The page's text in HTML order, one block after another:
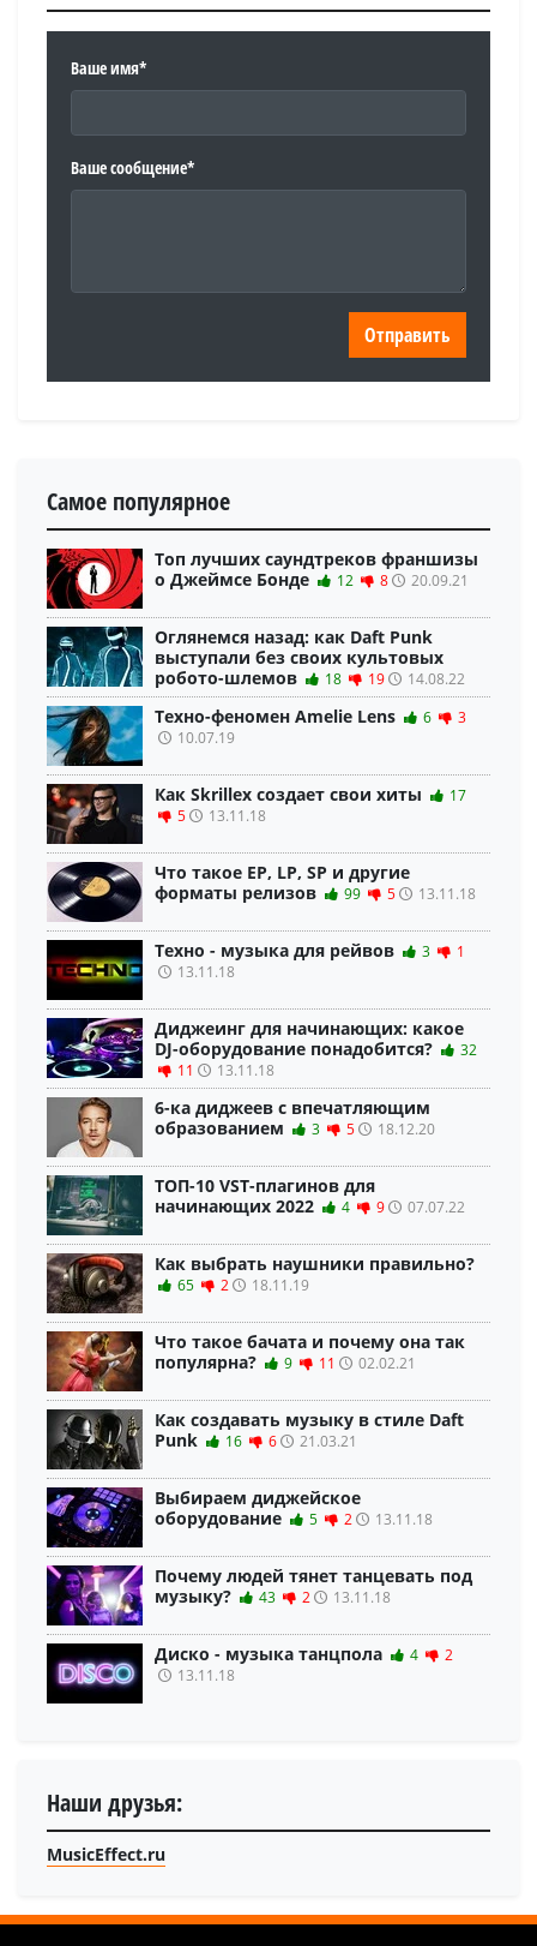
Ваше имя*
Ваше сообщение*
Самое популярное
Топ лучших саундтреков франшизы
о Джеймсе Бонде
12 8 20.09.21
Оглянемся назад: как Daft Punk
выступали без своих культовых
робото-шлемов
18 19 14.08.22
Техно-феномен Amelie Lens 6
3
10.07.19
Как Skrillex создает свои хиты
17
5
13.11.18
Что такое EP, LP, SP и другие
форматы релизов
99 5 13.11.18
Техно - музыка для рейвов 3
1
13.11.18
Диджеинг для начинающих: какое
DJ-оборудование понадобится?
32
11
13.11.18
6-ка диджеев с впечатляющим
образованием
3 5 18.12.20
ТОП-10 VST-плагинов для
начинающих 2022
4 9 07.07.22
Как выбрать наушники правильно?
65 2 18.11.19
Что такое бачата и почему она так
популярна?
9 11 02.02.21
Как создавать музыку в стиле Daft
Punk
16 6 21.03.21
Выбираем диджейское
оборудование
5 2 13.11.18
Почему людей тянет танцевать под
музыку?
43 2 13.11.18
Диско - музыка танцпола 4
2
13.11.18
Наши друзья:
MusicEffect.ru